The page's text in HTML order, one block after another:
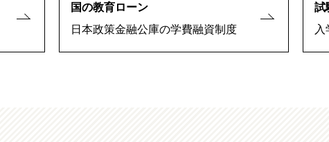
国の教育ローン
日本政策金融公庫の学費融資制度
試